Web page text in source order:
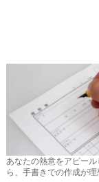
あなたの熱意をアピール
ら、手書きでの作成が理